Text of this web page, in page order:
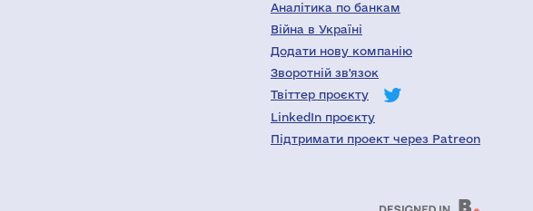
Аналітика по банкам
Війна в Україні
Додати нову компанію
Зворотній зв'язок
Твіттер проєкту
LinkedIn проєкту
Підтримати проект через Patreon